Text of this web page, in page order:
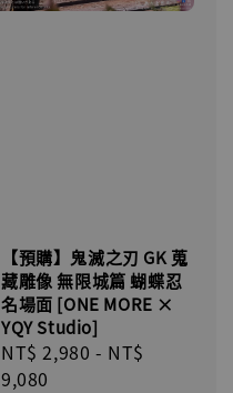
【預購】鬼滅之刃 GK 蒐
藏雕像 無限城篇 蝴蝶忍
名場面 [ONE MORE ×
YQY Studio]
Regular
price
NT$ 2,980 - NT$
9,080